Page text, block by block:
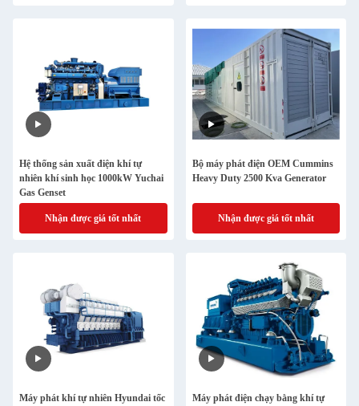
Hệ thống sản xuất điện khí tự
nhiên khí sinh học 1000kW Yuchai
Gas Genset
Nhận được giá tốt nhất
Bộ máy phát điện OEM Cummins
Heavy Duty 2500 Kva Generator
Nhận được giá tốt nhất
Máy phát khí tự nhiên Hyundai tốc
Máy phát điện chạy bằng khí tự